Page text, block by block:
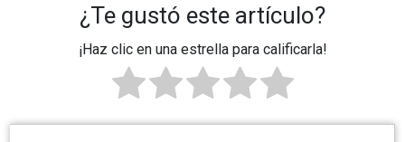
¿Te gustó este artículo?
¡Haz clic en una estrella para calificarla!